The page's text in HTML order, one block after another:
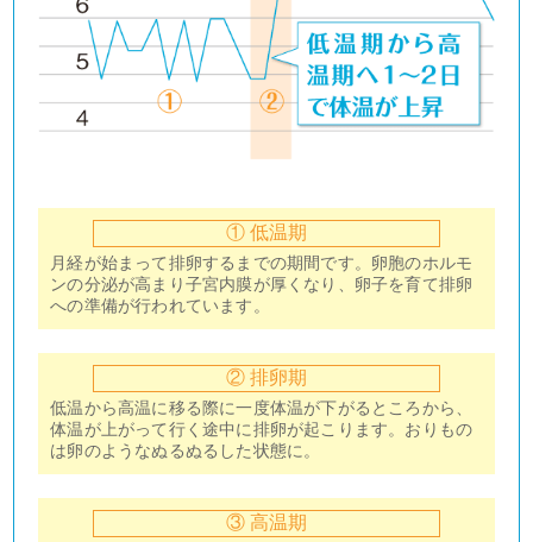
① 低温期
月経が始まって排卵するまでの期間です。卵胞のホルモ
ンの分泌が高まり子宮内膜が厚くなり、卵子を育て排卵
への準備が行われています。
② 排卵期
低温から高温に移る際に一度体温が下がるところから、
体温が上がって行く途中に排卵が起こります。おりもの
は卵のようなぬるぬるした状態に。
③ 高温期